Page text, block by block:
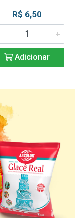
R$ 6,50
Adicionar